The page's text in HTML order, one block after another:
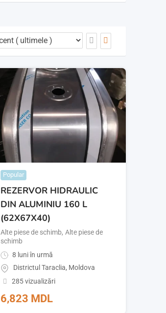
Popular
REZERVOR HIDRAULIC
DIN ALUMINIU 160 L
(62X67X40)
Alte piese de schimb, Alte piese de
schimb
8 luni în urmă
Districtul Taraclia, Moldova
285 vizualizări
6,823 MDL